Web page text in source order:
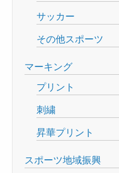
サッカー
その他スポーツ
マーキング
プリント
刺繍
昇華プリント
スポーツ地域振興